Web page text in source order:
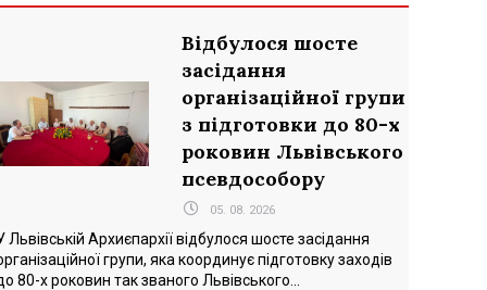
Відбулося шосте
засідання
організаційної групи
з підготовки до 80-х
роковин Львівського
псевдособору
05. 08. 2026
Львівській Архиєпархії відбулося шосте засідання
групи, яка координує підготовку заходів
80-х роковин так званого Львівського...